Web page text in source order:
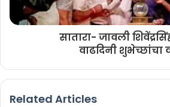
सातारा- जावली
वाढदिनी शुभेच्छांचा
Related Articles